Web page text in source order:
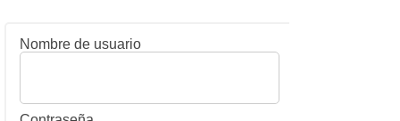
Nombre de usuario